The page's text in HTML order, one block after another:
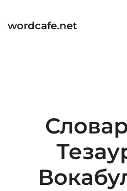
содержимому
wordcafe.net